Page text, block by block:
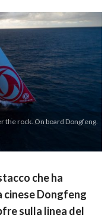
the rock. On board Dongfeng.
che ha
cinese Dongfeng
sulla linea del